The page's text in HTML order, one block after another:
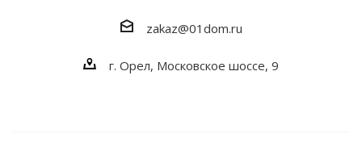
zakaz@01dom.ru
г. Орел, Московское шоссе, 9